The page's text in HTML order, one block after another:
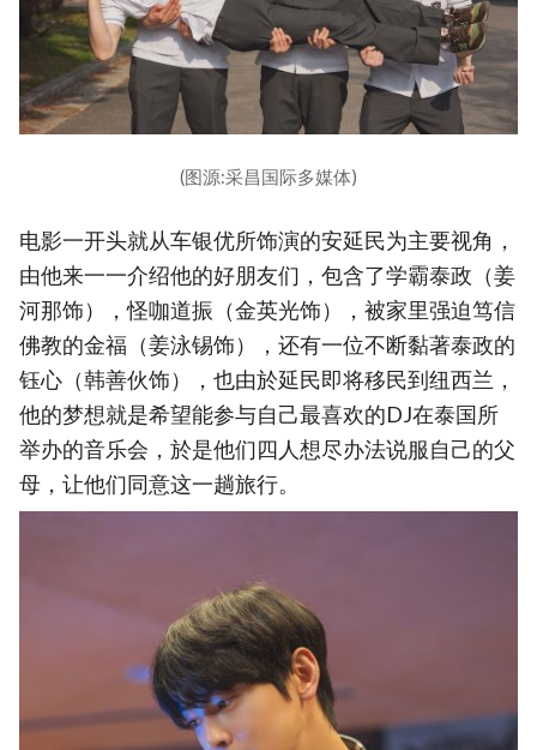
(图源:采昌国际多媒体)
电影一开头就从车银优所饰演的安延民为主要视角，
由他来一一介绍他的好朋友们，包含了学霸泰政（姜
河那饰），怪咖道振（金英光饰），被家里强迫笃信
佛教的金福（姜泳锡饰），还有一位不断黏著泰政的
钰心（韩善伙饰），也由於延民即将移民到纽西兰，
他的梦想就是希望能参与自己最喜欢的DJ在泰国所
举办的音乐会，於是他们四人想尽办法说服自己的父
母，让他们同意这一趟旅行。